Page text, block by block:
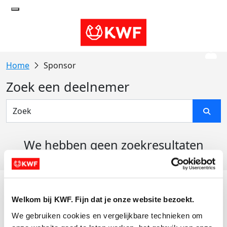
Welkom bij KWF. Fijn dat je onze website bezoekt.
We gebruiken cookies en vergelijkbare technieken om
Sponsor
Zoek een deelnemer
We hebben geen zoekresultaten
Actiematerialen
Evenementen